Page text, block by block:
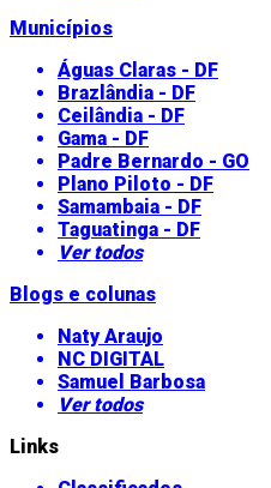
Municípios
Águas Claras - DF
Brazlândia - DF
Ceilândia - DF
Gama - DF
Padre Bernardo - GO
Plano Piloto - DF
Samambaia - DF
Taguatinga - DF
Ver todos
Blogs e colunas
Naty Araujo
NC DIGITAL
Samuel Barbosa
Ver todos
Links